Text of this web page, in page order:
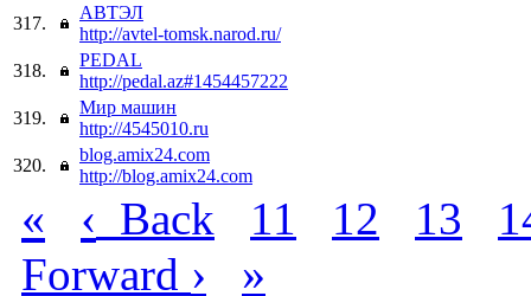
317.
АВТЭЛ
http://avtel-tomsk.narod.ru/
318.
PEDAL
http://pedal.az#1454457222
319.
Мир машин
http://4545010.ru
320.
blog.amix24.com
http://blog.amix24.com
« ‹ Back 11 12 13
Forward › »